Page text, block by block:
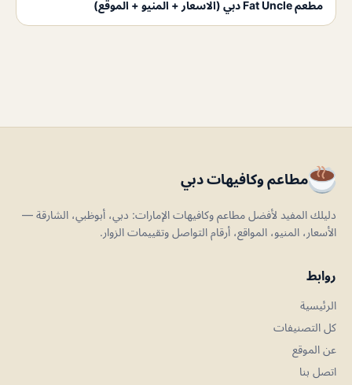
مطعم Fat Uncle دبي (الاسعار + المنيو + الموقع)
مطاعم وكافيهات دبي
دليلك المفيد لأفضل مطاعم وكافيهات الإمارات: دبي، أبوظبي، الشارقة —
الأسعار، المنيو، المواقع، أرقام التواصل وتقييمات الزوار.
روابط
الرئيسية
كل التصنيفات
عن الموقع
اتصل بنا